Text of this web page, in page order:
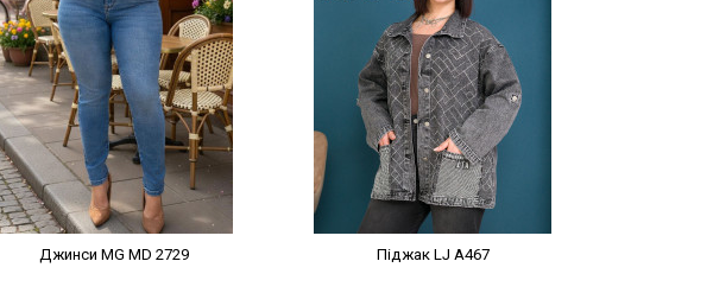
Джинси MG MD 2729 Піджак LJ A467